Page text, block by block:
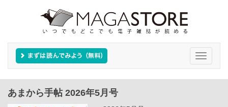
Toggle
あまから手帖 2026年5月号